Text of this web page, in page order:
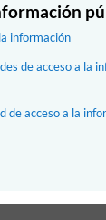
información
de acceso a la
de acceso a la